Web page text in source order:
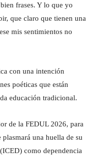
frases. Y lo que yo
que claro que tienen una
mis sentimientos no
con una intención
poéticas que están
educación tradicional.
de la FEDUL 2026, para
una huella de su
como dependencia